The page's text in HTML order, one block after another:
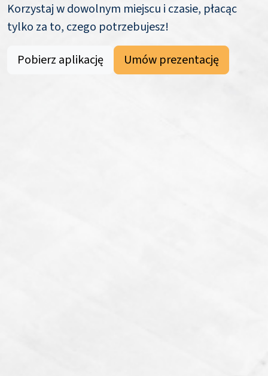
Korzystaj w dowolnym miejscu i czasie, płacąc
tylko za to, czego potrzebujesz!
Pobierz aplikację
Umów prezentację